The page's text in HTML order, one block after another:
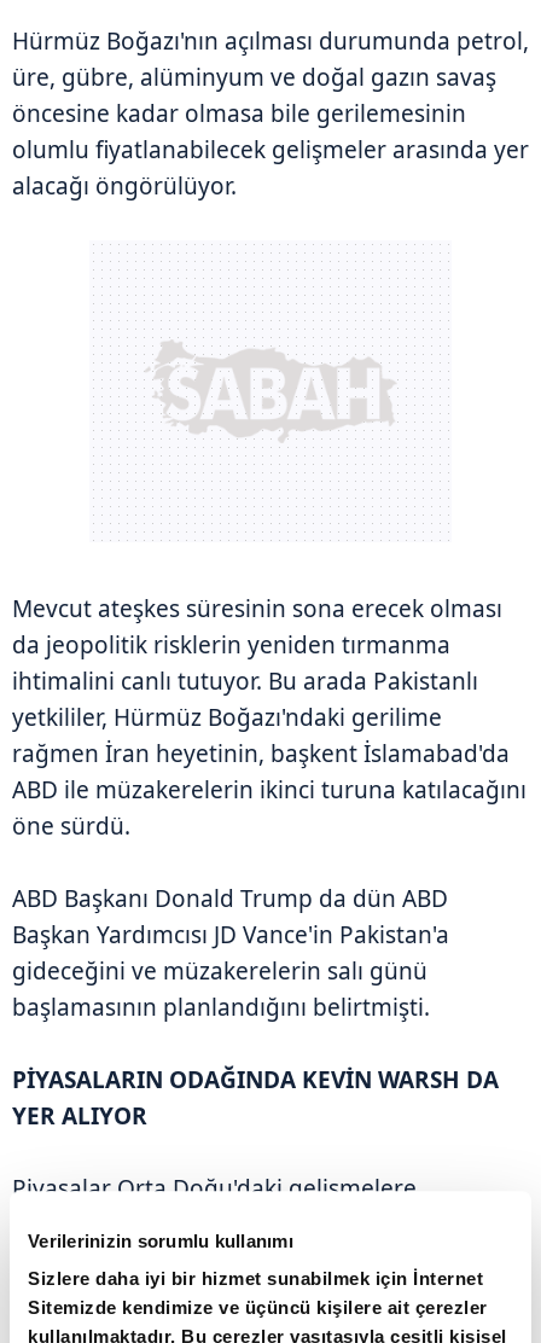
Verilerinizin sorumlu kullanımı
Sizlere daha iyi bir hizmet sunabilmek için İnternet
Sitemizde kendimize ve üçüncü kişilere ait çerezler
kullanılmaktadır. Bu çerezler vasıtasıyla çeşitli kişisel
Hürmüz Boğazı'nın açılması durumunda petrol,
üre, gübre, alüminyum ve doğal gazın savaş
öncesine kadar olmasa bile gerilemesinin
olumlu fiyatlanabilecek gelişmeler arasında yer
alacağı öngörülüyor.
Mevcut ateşkes süresinin sona erecek olması
da jeopolitik risklerin yeniden tırmanma
ihtimalini canlı tutuyor. Bu arada Pakistanlı
yetkililer, Hürmüz Boğazı'ndaki gerilime
rağmen İran heyetinin, başkent İslamabad'da
ABD ile müzakerelerin ikinci turuna katılacağını
öne sürdü.
ABD Başkanı Donald Trump da dün ABD
Başkan Yardımcısı JD Vance'in Pakistan'a
gideceğini ve müzakerelerin salı günü
başlamasının planlandığını belirtmişti.
PİYASALARIN ODAĞINDA KEVİN WARSH DA
YER ALIYOR
Piyasalar Orta Doğu'daki gelişmelere
Trump tarafından ABD Merkez Bankası (Fed)
başkanlığı için aday gösterilen Kevin Warsh'un
açıklamaları da takip ediliyor.